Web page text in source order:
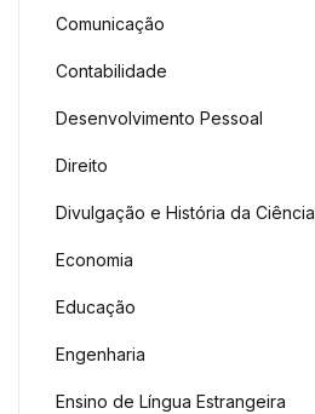
Comunicação
Contabilidade
Desenvolvimento Pessoal
Direito
Divulgação e História da Ciência
Economia
Educação
Engenharia
Ensino de Língua Estrangeira